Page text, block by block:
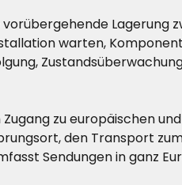
Lagerung
warten,
zu europäischen
den Transport
Sendungen in ganz